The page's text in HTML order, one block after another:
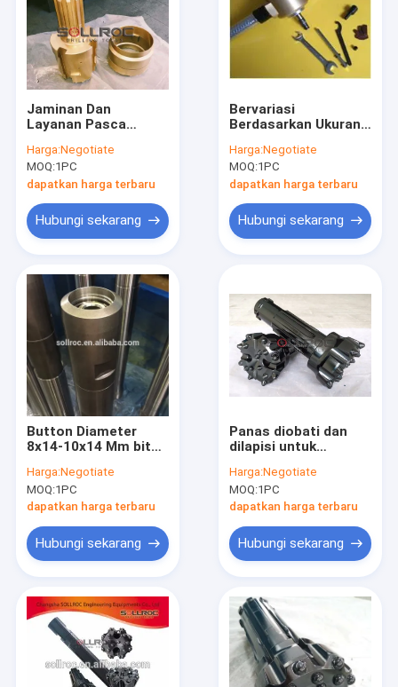
Produk
Tentang kami
Jaminan Dan
Layanan Pasca
SRC3.5 SRC40
SRC542 SRC543
SRC004 SRC52
SRC54 Benang
Sambungan Remet
Metzke awet Dan
Harga:Negotiate
MOQ:1PC
dapatkan harga terbaru
Hubungi sekarang
Bervariasi
Berdasarkan Ukuran
Panjang Keseluruhan
100mm 300mm
Dirancang Untuk
Menyediakan
Pemotongan Batu
Dan Mengurangi
Harga:Negotiate
MOQ:1PC
dapatkan harga terbaru
Hubungi sekarang
Button Diameter
8x14-10x14 Mm bit
dengan ujung
tungsten karbida
untuk penetrasi yang
memperpanjang
umur alat
Harga:Negotiate
MOQ:1PC
dapatkan harga terbaru
Hubungi sekarang
Panas diobati dan
dilapisi untuk
sirkulasi terbalik Bit
dirancang untuk
menahan korosi dan
pengeboran
Harga:Negotiate
MOQ:1PC
dapatkan harga terbaru
Hubungi sekarang